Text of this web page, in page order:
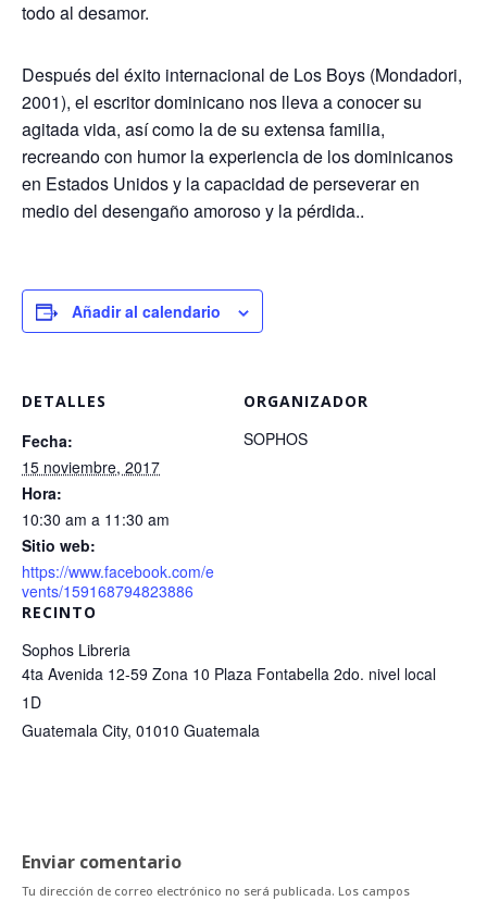
todo al desamor.
Después del éxito internacional de Los Boys (Mondadori,
2001), el escritor dominicano nos lleva a conocer su
agitada vida, así como la de su extensa familia,
recreando con humor la experiencia de los dominicanos
en Estados Unidos y la capacidad de perseverar en
medio del desengaño amoroso y la pérdida..
Añadir al calendario
DETALLES
Fecha:
15 noviembre, 2017
Hora:
10:30 am a 11:30 am
Sitio web:
https://www.facebook.com/e
vents/159168794823886
RECINTO
Sophos Libreria
4ta Avenida 12-59 Zona 10 Plaza Fontabella 2do. nivel local
1D
Guatemala City, 01010 Guatemala
ORGANIZADOR
SOPHOS
Enviar comentario
Tu dirección de correo electrónico no será publicada. Los campos